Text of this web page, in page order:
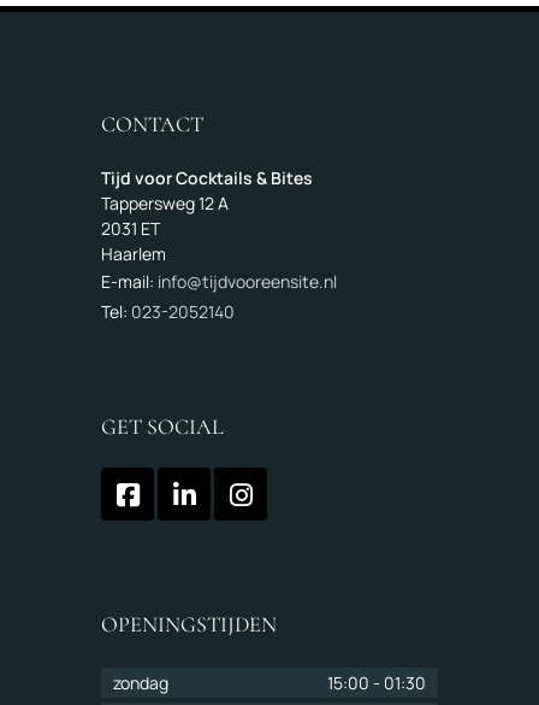
CONTACT
Tijd voor Cocktails & Bites
Tappersweg 12 A
2031 ET
Haarlem
E-mail: info@tijdvooreensite.nl
Tel: 023-2052140
GET SOCIAL
OPENINGSTIJDEN
zondag 15:00 - 01:30